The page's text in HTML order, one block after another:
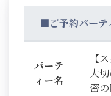
■ご予約パーテ
パーテ
ィー名
【
大
密